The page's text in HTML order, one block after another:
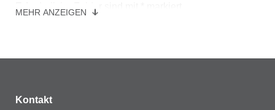
Erforderliche Felder sind mit
MEHR ANZEIGEN
Kontakt